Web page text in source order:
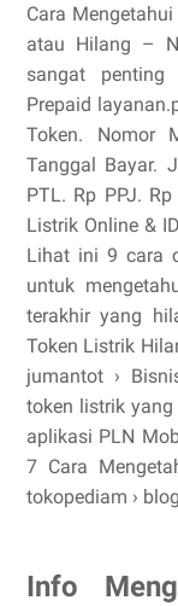
Cara
atau Hilang –
sangat
Prepaid
Token. Nomor
Tanggal Bayar.
PTL. Rp PPJ.
Listrik Online &
Lihat ini 9 cara
untuk
terakhir yang
Token Listrik
jumantot ›
token listrik
aplikasi PLN
7 Cara
tokopediam ›
Info